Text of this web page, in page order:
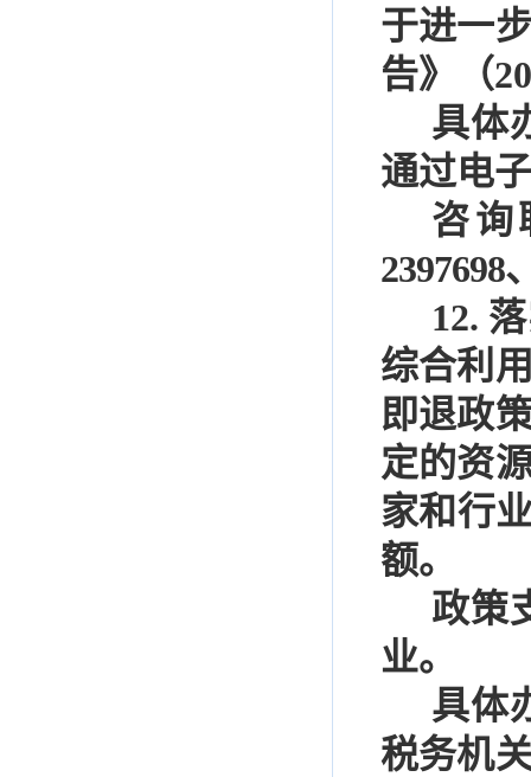
于进一
告》（
具体
通过电
咨询
2397698
12.
综合利
即退政
定的资
家和行
额。
政策
业。
具体
税务机